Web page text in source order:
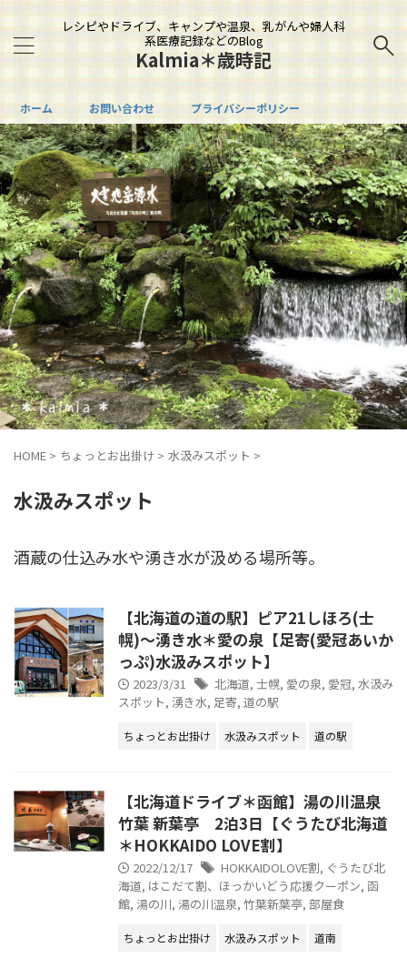
レシピやドライブ、キャンプや温泉、乳がんや婦人科
系医療記録などのBlog
Kalmia＊歳時記
ホーム お問い合わせ プライバシーポリシー
HOME > ちょっとお出掛け > 水汲みスポット >
水汲みスポット
酒蔵の仕込み水や湧き水が汲める場所等。
【北海道の道の駅】ピア21しほろ(士
幌)～湧き水＊愛の泉【足寄(愛冠あいか
っぷ)水汲みスポット】
2023/3/31 北海道, 士幌, 愛の泉, 愛冠, 水汲み
スポット, 湧き水, 足寄, 道の駅
ちょっとお出掛け 水汲みスポット 道の駅
【北海道ドライブ＊函館】湯の川温泉
竹葉 新葉亭 2泊3日【ぐうたび北海道
＊HOKKAIDO LOVE割】
2022/12/17 HOKKAIDOLOVE割, ぐうたび北
海道, はこだて割、ほっかいどう応援クーポン, 函
館, 湯の川, 湯の川温泉, 竹葉新葉亭, 部屋食
ちょっとお出掛け 水汲みスポット 道南